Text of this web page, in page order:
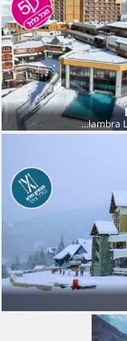
Club Belambra Les Cretes